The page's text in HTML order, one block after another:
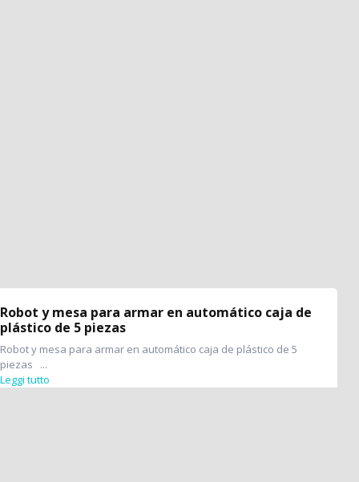
Robot y mesa para armar en automático caja de
plástico de 5 piezas
Robot y mesa para armar en automático caja de plástico de 5
piezas ...
Leggi tutto